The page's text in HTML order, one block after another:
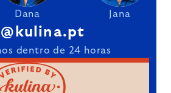
Dana Jana
dentro de 24 horas